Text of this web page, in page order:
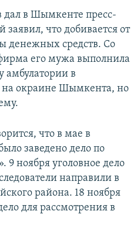
дал в Шымкенте пресс-
что добивается от
денежных средств. Со
его мужа выполнила
амбулатории в
окраине Шымкента, но
что в мае в
заведено дело по
9 ноября уголовное дело
направили в
района. 18 ноября
для рассмотрения в